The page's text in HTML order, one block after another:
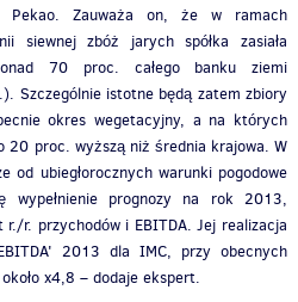
Pekao. Zauważa on, że w ramach
siewnej zbóż jarych spółka zasiała
70 proc. całego banku ziemi
Szczególnie istotne będą zatem zbiory
okres wegetacyjny, a na których
20 proc. wyższą niż średnia krajowa. W
od ubiegłorocznych warunki pogodowe
wypełnienie prognozy na rok 2013,
r. przychodów i EBITDA. Jej realizacja
2013 dla IMC, przy obecnych
x4,8 – dodaje ekspert.